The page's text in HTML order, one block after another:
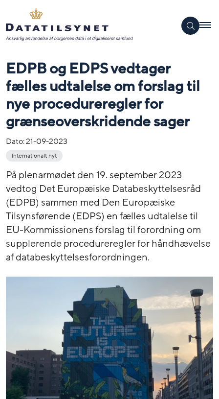
EDPB og EDPS vedtager
fælles udtalelse om forslag til
nye procedureregler for
grænseoverskridende sager
Dato:21-09-2023
Internationalt nyt
På plenarmødet den 19. september 2023
vedtog Det Europæiske Databeskyttelsesråd
(EDPB) sammen med Den Europæiske
Tilsynsførende (EDPS) en fælles udtalelse til
EU-Kommissionens forslag til forordning om
supplerende procedureregler for håndhævelse
af databeskyttelsesforordningen.